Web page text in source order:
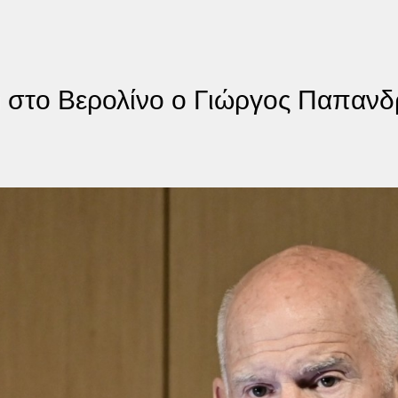
Βερολίνο ο Γιώργος